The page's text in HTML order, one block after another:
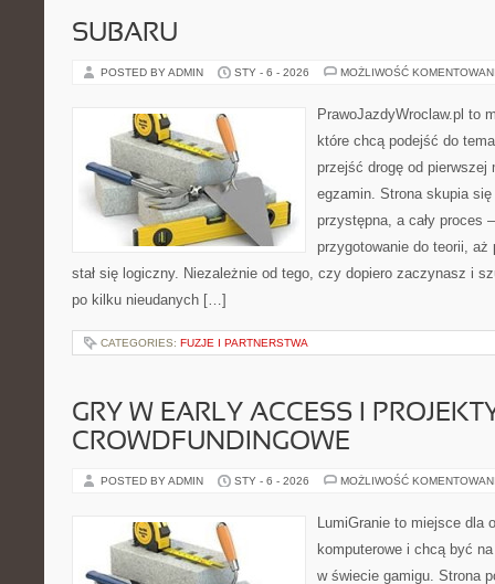
SUBARU
POSTED BY ADMIN STY - 6 - 2026 MOŻLIWOŚĆ
PrawoJazdyWroclaw.pl to
które chcą podejść do
przejść drogę od
egzamin. Strona skupia
przystępna, a cały proces
przygotowanie do teorii,
stał się logiczny. Niezależnie od tego, czy dopiero zaczynasz i
po kilku nieudanych […]
CATEGORIES: FUZJE I PARTNERSTWA
GRY W EARLY ACCESS I
CROWDFUNDINGOWE
POSTED BY ADMIN STY - 6 - 2026 MOŻLIWOŚĆ
LumiGranie to miejsce dla
komputerowe i chcą być
w świecie gamigu. Strona